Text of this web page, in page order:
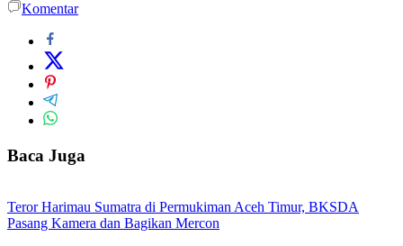
Komentar
Baca Juga
Teror Harimau Sumatra di Permukiman Aceh Timur, BKSDA
Pasang Kamera dan Bagikan Mercon